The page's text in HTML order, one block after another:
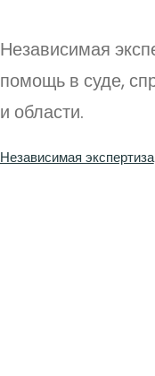
Независимая
помощь в суде,
и области.
Независимая экспертиза